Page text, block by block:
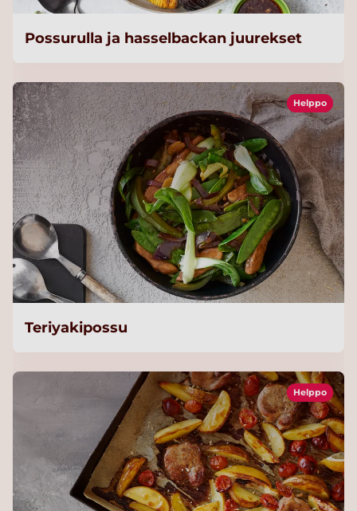
Possurulla ja hasselbackan juurekset
Helppo
Teriyakipossu
Helppo